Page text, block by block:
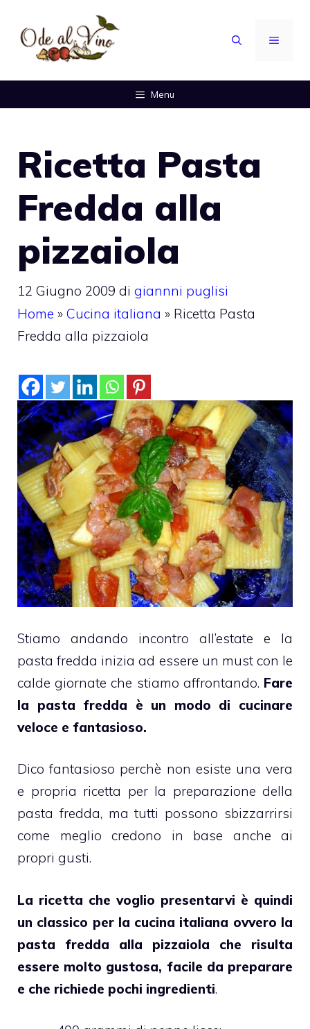
contenuto
MENU
Menu
Ricetta Pasta
Fredda alla
pizzaiola
12 Giugno 2009 di giannni puglisi
Home » Cucina italiana » Ricetta Pasta
Fredda alla pizzaiola
Stiamo andando incontro all’estate e la
pasta fredda inizia ad essere un must con le
calde giornate che stiamo affrontando. Fare
la pasta fredda è un modo di cucinare
veloce e fantasioso.
Dico fantasioso perchè non esiste una vera
e propria ricetta per la preparazione della
pasta fredda, ma tutti possono sbizzarrirsi
come meglio credono in base anche ai
propri gusti.
La ricetta che voglio presentarvi è quindi
un classico per la cucina italiana ovvero la
pasta fredda alla pizzaiola che risulta
essere molto gustosa, facile da preparare
e che richiede pochi ingredienti.